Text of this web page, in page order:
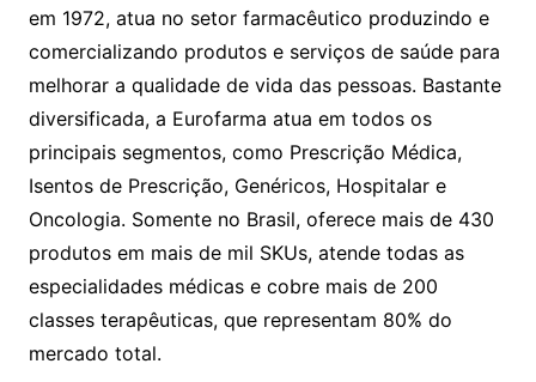
em 1972, atua no setor farmacêutico produzindo e
comercializando produtos e serviços de saúde para
melhorar a qualidade de vida das pessoas. Bastante
diversificada, a Eurofarma atua em todos os
principais segmentos, como Prescrição Médica,
Isentos de Prescrição, Genéricos, Hospitalar e
Oncologia. Somente no Brasil, oferece mais de 430
produtos em mais de mil SKUs, atende todas as
especialidades médicas e cobre mais de 200
classes terapêuticas, que representam 80% do
mercado total.